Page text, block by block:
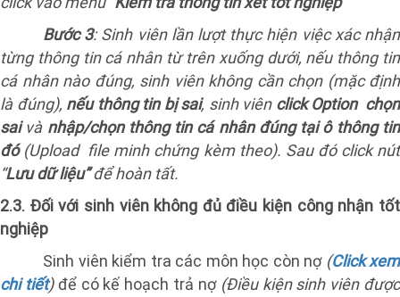
Bước 3: Sinh viên lần lượt thực hiện việc xác nhận
từng thông tin cá nhân từ trên xuống dưới, nếu thông tin
cá nhân nào đúng, sinh viên không cần chọn (mặc định
là đúng), nếu thông tin bị sai, sinh viên click Option chọn
saivà nhập/chọn thông tin cá nhân đúng tại ô thông tin
đó(Upload file minh chứng kèm theo). Sau đó click nút
“Lưu dữ liệu”để hoàn tất.
2.3. Đối với sinh viên không đủ điều kiện công nhận tốt
nghiệp
Sinh viên kiểm tra các môn học còn nợ (Click xem
chi tiết)để có kế hoạch trả nợ(Điều kiện sinh viên được